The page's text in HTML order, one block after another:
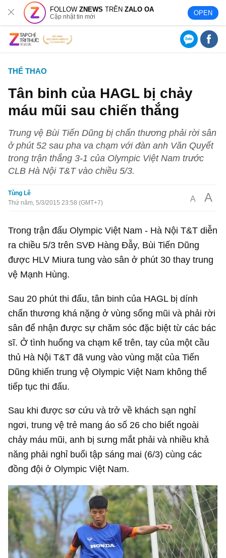
FOLLOWZNEWS TRÊNZALO OA
Cập nhật tin mới OPEN
THỂ THAO
Tân binh của HAGL bị chảy
máu mũi sau chiến thắng
Trung vệ Bùi Tiến Dũng bị chấn thương phải rời sân
ở phút 52 sau pha va chạm với đàn anh Văn Quyết
trong trận thắng 3-1 của Olympic Việt Nam trước
CLB Hà Nội T&T vào chiều 5/3.
Tùng Lê
Thứ năm, 5/3/2015 23:58 (GMT+7)
A A
Trong trận đấu Olympic Việt Nam - Hà Nội T&T diễn
ra chiều 5/3 trên SVĐ Hàng Đẫy, Bùi Tiến Dũng
được HLV Miura tung vào sân ở phút 30 thay trung
vệ Mạnh Hùng.
Sau 20 phút thi đấu, tân binh của HAGL bị dính
chấn thương khá nặng ở vùng sống mũi và phải rời
sân để nhận được sự chăm sóc đặc biệt từ các bác
sĩ. Ở tình huống va chạm kể trên, tay của một cầu
thủ Hà Nội T&T đã vung vào vùng mặt của Tiến
Dũng khiến trung vệ Olympic Việt Nam không thể
tiếp tục thi đấu.
Sau khi được sơ cứu và trở về khách sạn nghỉ
ngơi, trung vệ trẻ mang áo số 26 cho biết ngoài
chảy máu mũi, anh bị sưng mắt phải và nhiều khả
năng phải nghỉ buổi tập sáng mai (6/3) cùng các
đồng đội ở Olympic Việt Nam.